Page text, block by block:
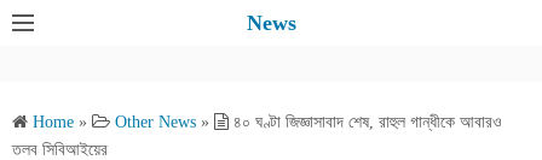
News
Home » Other News »
৪০ ঘণ্টা জিজ্ঞাসাবাদ শেষ, রাহুল গান্ধীকে আবারও
তলব সিবিআইয়ের